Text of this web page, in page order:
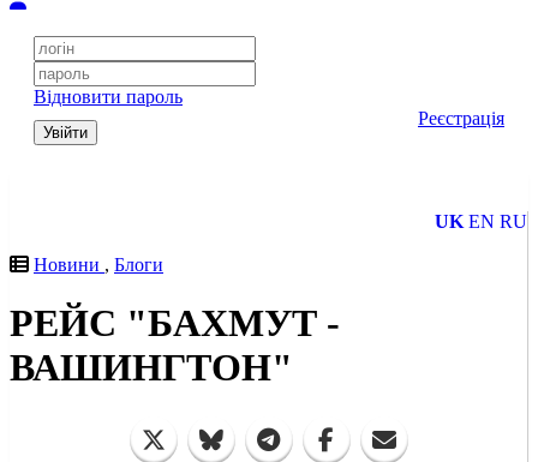
Відновити пароль
Увійти
Реєстрація
UK EN RU
Новини , Блоги
РЕЙС "БАХМУТ -
ВАШИНГТОН"